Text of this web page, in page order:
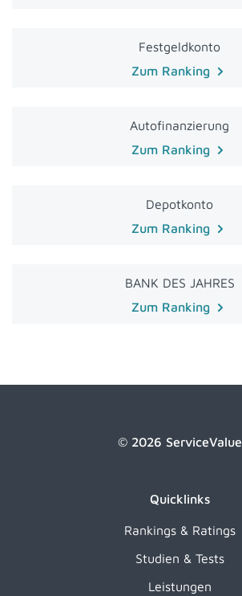
Festgeldkonto
Zum Ranking
Autofinanzierung
Zum Ranking
Depotkonto
Zum Ranking
BANK DES JAHRES
Zum Ranking
© 2026 ServiceValue
Quicklinks
Rankings & Ratings
Studien & Tests
Leistungen